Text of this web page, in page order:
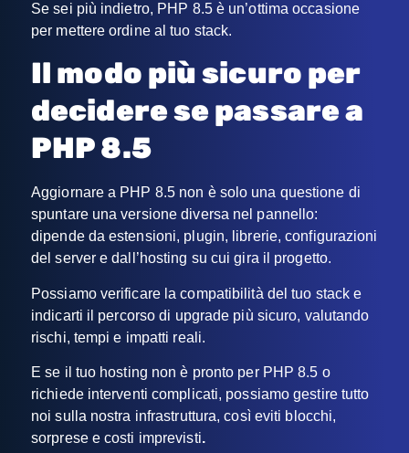
Se sei più indietro, PHP 8.5 è un’ottima occasione
per mettere ordine al tuo stack.
Il modo più sicuro per
decidere se passare a
PHP 8.5
Aggiornare a PHP 8.5 non è solo una questione di
spuntare una versione diversa nel pannello:
dipende da estensioni, plugin, librerie, configurazioni
del server e dall’hosting su cui gira il progetto.
Possiamo verificare la compatibilità del tuo stack e
indicarti il percorso di upgrade più sicuro, valutando
rischi, tempi e impatti reali.
E se il tuo hosting non è pronto per PHP 8.5 o
richiede interventi complicati, possiamo gestire tutto
noi sulla nostra infrastruttura, così eviti blocchi,
sorprese e costi imprevisti.